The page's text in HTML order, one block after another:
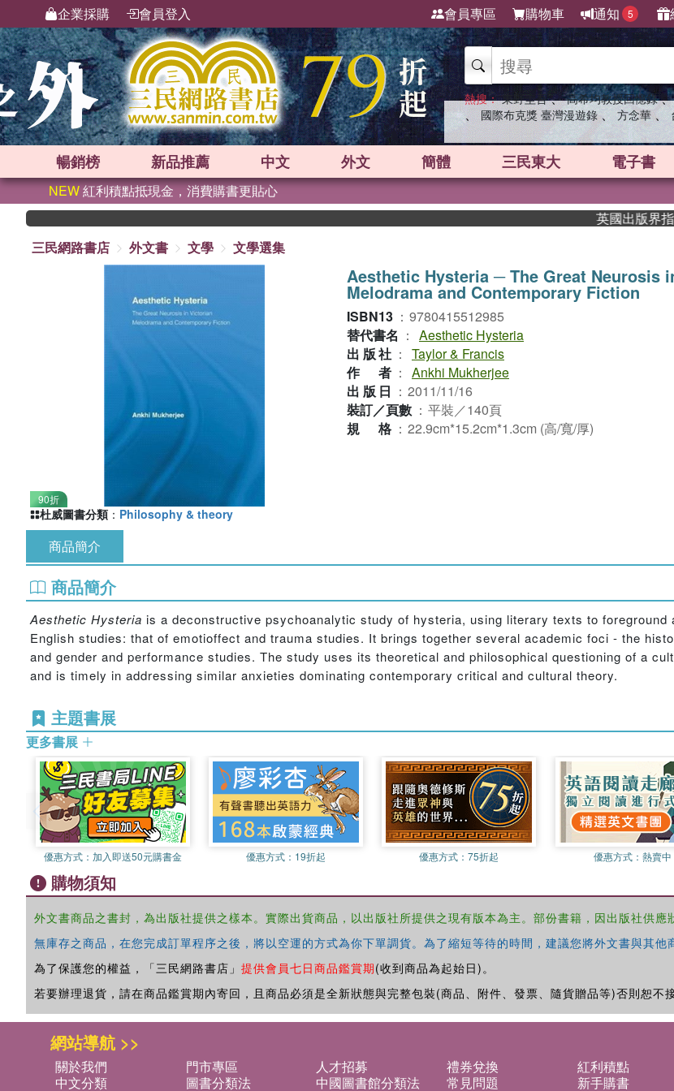
企業採購 會員登入 會員專區 購物車 通知 5
熱搜： 東野圭吾 、 高希均教授回憶錄 、
、 國際布克獎 臺灣漫遊錄 、 方念華 、
暢銷榜 新品推薦 中文 外文 簡體 三民東大 電子書
NEW紅利積點抵現金，消費購書更貼心
英國出版界指標
三民網路書店
外文書 文學 文學選集
90折
Aesthetic Hysteria ─ The Great Neurosis
Melodrama and Contemporary Fiction
ISBN13 ： 9780415512985
替代書名 ： Aesthetic Hysteria
出版社 ： Taylor & Francis
作者 ： Ankhi Mukherjee
出版日 ： 2011/11/16
裝訂／頁數 ： 平裝／140頁
規格 ： 22.9cm*15.2cm*1.3cm (高/寬/厚)
杜威圖書分類 ： Philosophy & theory
商品簡介
商品簡介
Aesthetic Hysteria is a deconstructive psychoanalytic study of hysteria, using literary texts to
English studies: that of emotioffect and trauma studies. It brings together several academic foci - the
and gender and performance studies. The study uses its theoretical and philosophical questioning of a
and is timely in addressing similar anxieties dominating contemporary critical and cultural theory.
主題書展
更多書展
優惠方式： 加入即送50元購書金 優惠方式： 19折起 優惠方式：75折起 優惠方式： 熱賣中
購物須知
外文書商品之書封，為出版社提供之樣本。實際出貨商品，以出版社所提供之現有版本為主。部份書籍，因出版社供應
無庫存之商品，在您完成訂單程序之後，將以空運的方式為你下單調貨。為了縮短等待的時間，建議您將外文書與其
為了保護您的權益，「三民網路書店」 提供會員七日商品鑑賞期(收到商品為起始日)。
若要辦理退貨，請在商品鑑賞期內寄回，且商品必須是全新狀態與完整包裝(商品、附件、發票、隨貨贈品等)否則恕不接
網站導航 >>
關於我們 門市專區 人才招募 禮券兌換
紅利積點
中文分類
圖書分類法 中國圖書館分類法 常見問題
新手購書